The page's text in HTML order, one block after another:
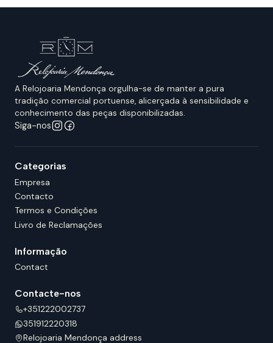
A Relojoaria Mendonça orgulha-se de manter a pura
tradição comercial portuense, alicerçada à sensibilidade e
conhecimento das peças disponibilizadas.
Siga-nos
Categorias
Empresa
Contacto
Termos e Condições
Livro de Reclamações
Informação
Contact
Contacte-nos
+351222002737
351912220318
Relojoaria Mendonça address